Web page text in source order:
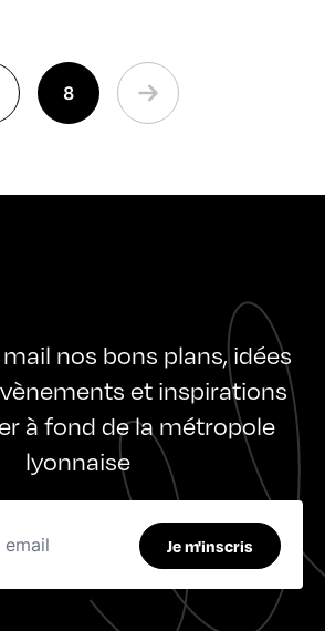
8
nos bons plans, idées
et inspirations
à fond de la métropole
lyonnaise
Je m'inscris